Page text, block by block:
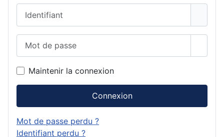
Maintenir la connexion
Connexion
Mot de passe perdu ?
Identifiant perdu ?